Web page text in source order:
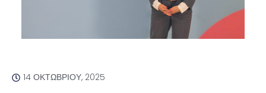
14 ΟΚΤΩΒΡΊΟΥ, 2025